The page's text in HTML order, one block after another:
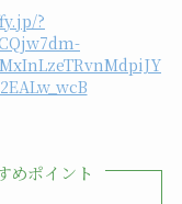
?
めポイント